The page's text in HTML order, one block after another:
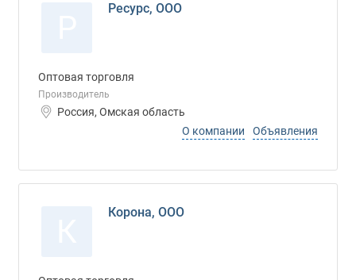
Рeсурс, ООО
Оптовая торговля
Производитель
Россия, Омская область
О компании
Объявления
Корона, ООО